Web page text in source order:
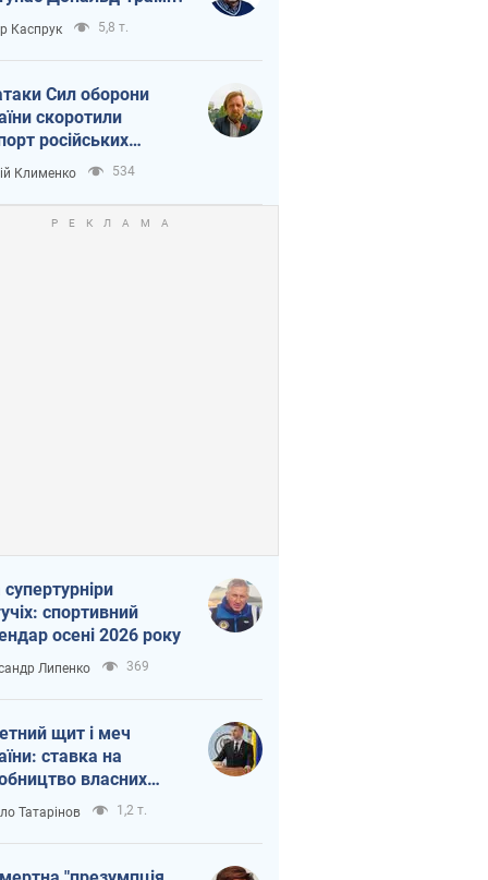
Каспрук 5,8 т.
Сил оборони
скоротили
російських
Клименко 534
спортивний
осені 2026 року
Липенко 369
щит і меч
ставка на
власних
Татарінов 1,2 т.